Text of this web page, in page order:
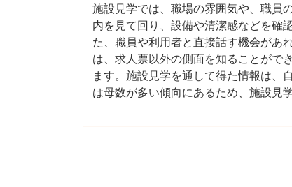
施設見学では、職場の雰囲気や、職員
内を見て回り、設備や清潔感などを確
た、職員や利用者と直接話す機会があ
は、求人票以外の側面を知ることがで
ます。施設見学を通して得た情報は、
は母数が多い傾向にあるため、施設見